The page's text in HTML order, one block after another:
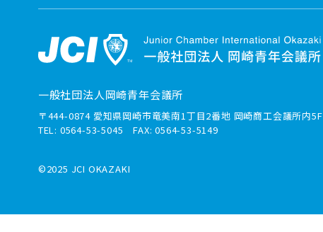
一般社団法人岡崎青年会議所
〒444-0874 愛知県岡崎市竜美南1丁目2番地 岡崎商工会議所内5F
TEL: 0564-53-5045 FAX: 0564-53-5149
©2025 JCI OKAZAKI